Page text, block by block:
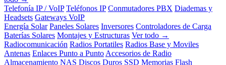
Telefonía IP / VoIP Teléfonos IP Conmutadores PBX Diademas y
Headsets Gateways VoIP
Energía Solar Paneles Solares Inversores Controladores de Carga
Baterías Solares Montajes y Estructuras Ver todo →
Radiocomunicación Radios Portatiles Radios Base y Moviles
Antenas Enlaces Punto a Punto Accesorios de Radio
Almacenamiento NAS Discos Duros SSD Memorias Flash